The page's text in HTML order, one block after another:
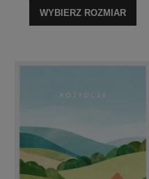
WYBIERZ ROZMIAR